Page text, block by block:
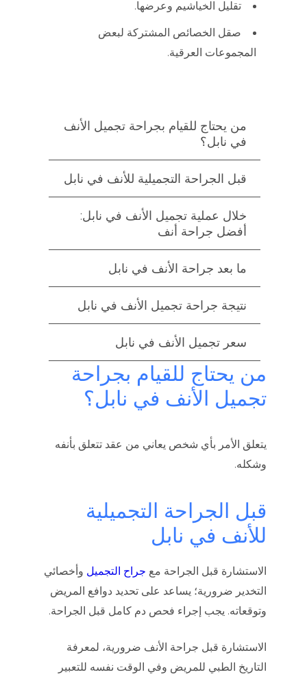
تقليل الخياشيم وعرضها.
صقل الخصائص المشتركة لبعض
المجموعات العرقية.
من يحتاج للقيام بجراحة تجميل الأنف
في نابل؟
قبل الجراحة التجميلية للأنف في نابل
خلال عملية تجميل الأنف في نابل:
أفضل جراحة أنف
ما بعد جراحة الأنف في نابل
نتيجة جراحة تجميل الأنف في نابل
سعر تجميل الأنف في نابل
من يحتاج للقيام بجراحة
تجميل الأنف في نابل؟
يتعلق الأمر بأي شخص يعاني من عقد تتعلق بأنفه
وشكله.
قبل الجراحة التجميلية
للأنف في نابل
الاستشارة قبل الجراحة مع جراح التجميل وأخصائي
التخدير ضرورية؛ يساعد على تحديد دوافع المريض
وتوقعاته. يجب إجراء فحص دم كامل قبل الجراحة.
الاستشارة قبل جراحة الأنف ضرورية، لمعرفة
التاريخ الطبي للمريض وفي الوقت نفسه للتعبير